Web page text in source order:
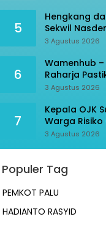
5
Hengkang
Sekwil
blakan
3 Agustus 2026
6
Wamenhub
Raharja
Korban KM
3 Agustus 2026
7
Kepala OJK
Warga
3 Agustus 2026
Populer Tag
PEMKOT PALU
HADIANTO RASYID